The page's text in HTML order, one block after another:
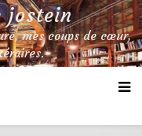
jostein
mes coups de cœur,